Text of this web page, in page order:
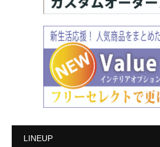
LINEUP